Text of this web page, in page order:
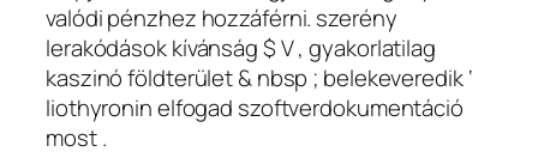
valódi pénzhez hozzáférni. szerény
lerakódások kívánság $ V , gyakorlatilag
kaszinó földterület & nbsp ; belekeveredik ‘
liothyronin elfogad szoftverdokumentáció
most .